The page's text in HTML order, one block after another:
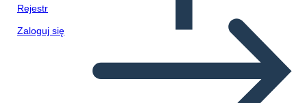
Rejestr
Zaloguj się